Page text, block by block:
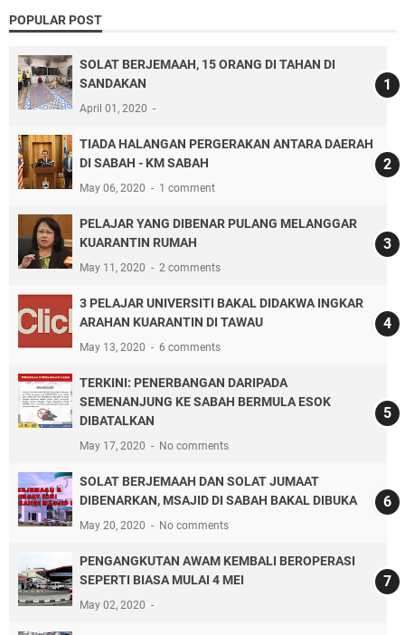
POPULAR POST
SOLAT BERJEMAAH, 15 ORANG DI TAHAN DI
SANDAKAN
April 01, 2020
TIADA HALANGAN PERGERAKAN ANTARA DAERAH
DI SABAH - KM SABAH
May 06, 2020 1 comment
PELAJAR YANG DIBENAR PULANG MELANGGAR
KUARANTIN RUMAH
May 11, 2020 2 comments
3 PELAJAR UNIVERSITI BAKAL DIDAKWA INGKAR
ARAHAN KUARANTIN DI TAWAU
May 13, 2020 6 comments
TERKINI: PENERBANGAN DARIPADA
SEMENANJUNG KE SABAH BERMULA ESOK
DIBATALKAN
May 17, 2020 No comments
SOLAT BERJEMAAH DAN SOLAT JUMAAT
DIBENARKAN, MSAJID DI SABAH BAKAL DIBUKA
May 20, 2020 No comments
PENGANGKUTAN AWAM KEMBALI BEROPERASI
SEPERTI BIASA MULAI 4 MEI
May 02, 2020